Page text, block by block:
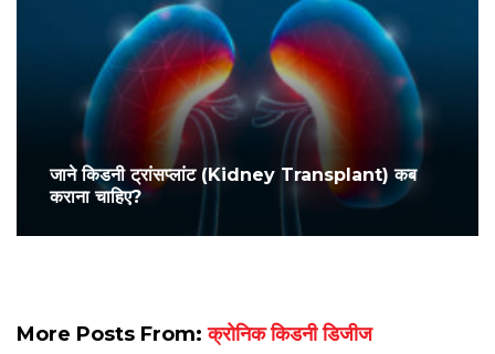
जाने किडनी ट्रांसप्लांट (Kidney Transplant) कब
कराना चाहिए?
More Posts From:क्रोनिक किडनी डिजीज